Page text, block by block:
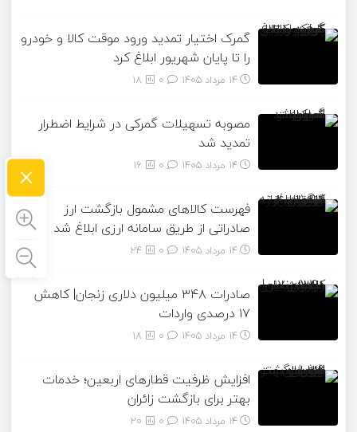
گمرک اختیار تمدید ورود موقت کالا و خودرو
را تا پایان شهریور ابلاغ کرد
14 مرداد 1405 18
مصوبه تسهیلات گمرکی در شرایط اضطرار
تمدید شد
14 مرداد 1405 16
فهرست کالاهای مشمول بازگشت ارز
صادراتی از طریق سامانه ارزی ابلاغ شد
14 مرداد 1405 24
صادرات ۳۴۸ میلیون دلاری زنجان| ‌کاهش
۱۷ درصدی واردات
14 مرداد 1405 18
افزایش ظرفیت قطارهای اربعین؛ خدمات
بهتر برای بازگشت زائران
14 مرداد 1405 20
×